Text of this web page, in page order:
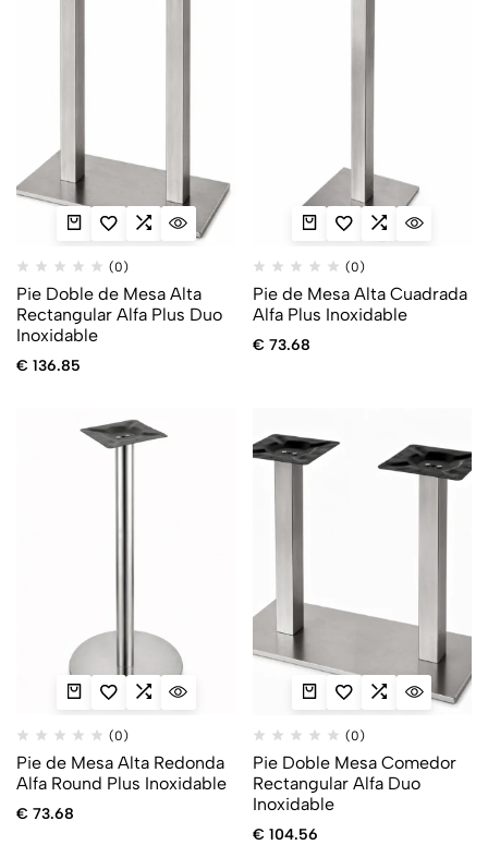
(0)
Pie Doble de Mesa Alta
Rectangular Alfa Plus Duo
Inoxidable
€ 136.85
(0)
Pie de Mesa Alta Cuadrada
Alfa Plus Inoxidable
€ 73.68
(0)
Pie de Mesa Alta Redonda
Alfa Round Plus Inoxidable
€ 73.68
(0)
Pie Doble Mesa Comedor
Rectangular Alfa Duo
Inoxidable
€ 104.56